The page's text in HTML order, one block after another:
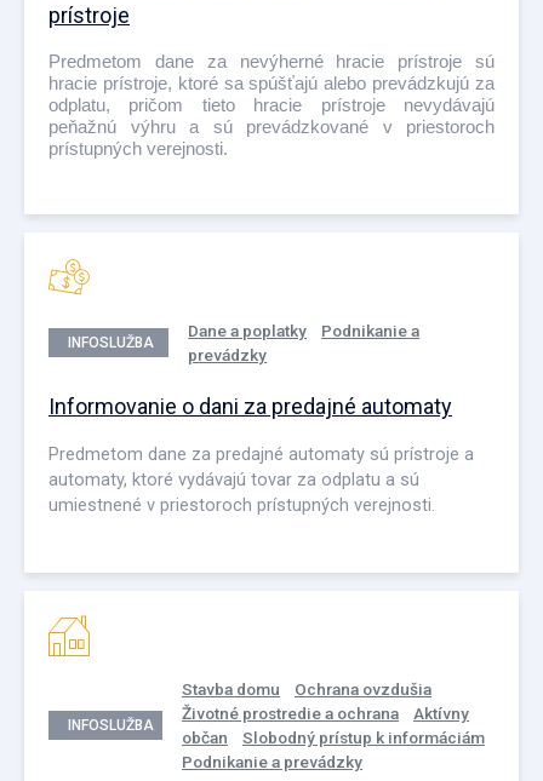
prístroje
Predmetom dane za nevýherné hracie prístroje sú
hracie prístroje, ktoré sa spúšťajú alebo prevádzkujú za
odplatu, pričom tieto hracie prístroje nevydávajú
peňažnú výhru a sú prevádzkované v priestoroch
prístupných verejnosti.
INFOSLUŽBA
Dane a poplatky
Podnikanie a
prevádzky
Informovanie o dani za predajné automaty
Predmetom dane za predajné automaty sú prístroje a
automaty, ktoré vydávajú tovar za odplatu a sú
umiestnené v priestoroch prístupných verejnosti.
INFOSLUŽBA
Stavba domu
Ochrana ovzdušia
Životné prostredie a ochrana
Aktívny
občan
Slobodný prístup k informáciám
Podnikanie a prevádzky